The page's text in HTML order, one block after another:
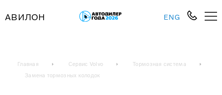
АВИЛОН ENG
Главная Сервис Volvo
Тормозная система
Замена тормозных колодок